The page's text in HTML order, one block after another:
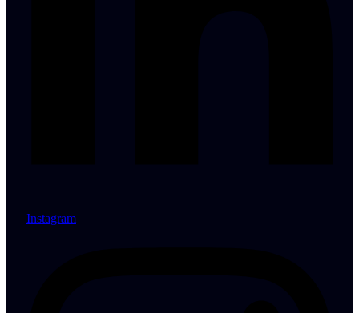
Instagram